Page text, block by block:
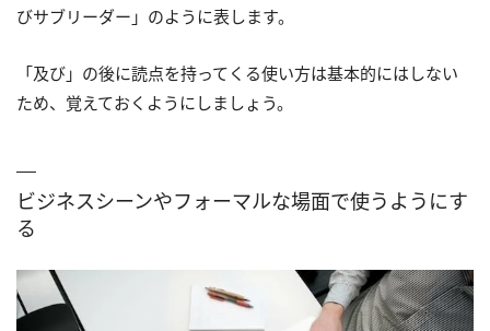
びサブリーダー」のように表します。
「及び」の後に読点を持ってくる使い方は基本的にはしない
ため、覚えておくようにしましょう。
ビジネスシーンやフォーマルな場面で使うようにす
る